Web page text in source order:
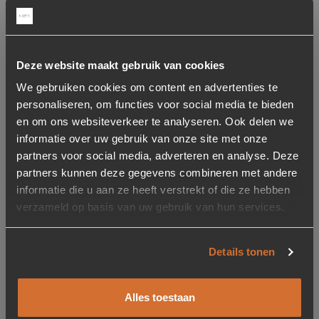
Deze website maakt gebruik van cookies
We gebruiken cookies om content en advertenties te
personaliseren, om functies voor social media te bieden
en om ons websiteverkeer te analyseren. Ook delen we
informatie over uw gebruik van onze site met onze
partners voor social media, adverteren en analyse. Deze
partners kunnen deze gegevens combineren met andere
informatie die u aan ze heeft verstrekt of die ze hebben
verzameld op basis van uw gebruik van hun services.
Details tonen
Alles toestaan
Frames: Worden volledig afgemonteerd geleverd
Gerelateerde producten
Toevoegen aan verlanglijstje
Verwijderen van verlanglijst
metalen buis voor
Toevoegen aan
Verwijderen van verlanglijst
– zelf samenstellen